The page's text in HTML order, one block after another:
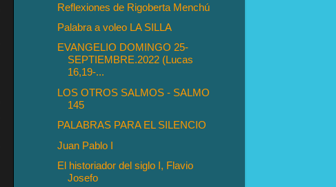
Reflexiones de Rigoberta Menchú
Palabra a voleo LA SILLA
EVANGELIO DOMINGO 25-
SEPTIEMBRE.2022 (Lucas
16,19-...
LOS OTROS SALMOS - SALMO
145
PALABRAS PARA EL SILENCIO
Juan Pablo I
El historiador del siglo I, Flavio
Josefo